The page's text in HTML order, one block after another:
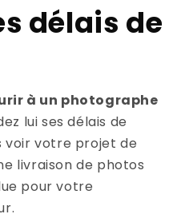
délais de
à un photographe
lui ses délais de
voir votre projet de
livraison de photos
pour votre